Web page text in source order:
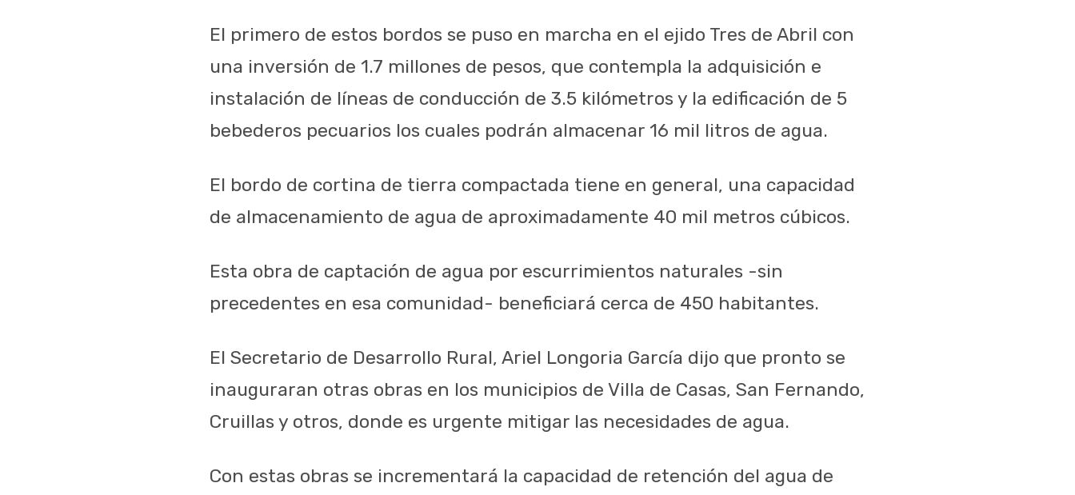
El primero de estos bordos se puso en marcha en el ejido Tres de Abril con
una inversión de 1.7 millones de pesos, que contempla la adquisición e
instalación de líneas de conducción de 3.5 kilómetros y la edificación de 5
bebederos pecuarios los cuales podrán almacenar 16 mil litros de agua.
El bordo de cortina de tierra compactada tiene en general, una capacidad
de almacenamiento de agua de aproximadamente 40 mil metros cúbicos.
Esta obra de captación de agua por escurrimientos naturales -sin
precedentes en esa comunidad- beneficiará cerca de 450 habitantes.
El Secretario de Desarrollo Rural, Ariel Longoria García dijo que pronto se
inauguraran otras obras en los municipios de Villa de Casas, San Fernando,
Cruillas y otros, donde es urgente mitigar las necesidades de agua.
Con estas obras se incrementará la capacidad de retención del agua de